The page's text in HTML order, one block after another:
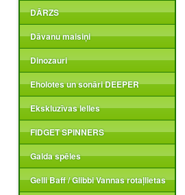
DĀRZS
Dāvanu maisiņi
Dinozauri
Eholotes un sonāri DEEPER
Ekskluzīvas lelles
FIDGET SPINNERS
Galda spēles
Gelli Baff / Glibbi Vannas rotaļlietas